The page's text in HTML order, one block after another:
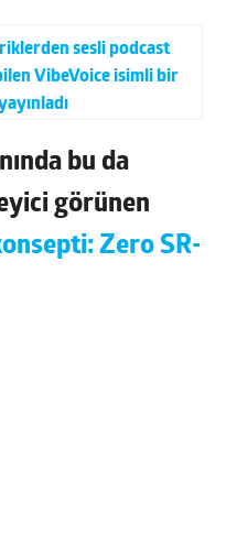
sesli podcast
VibeVoice isimli bir
bu da
görünen
Zero SR-